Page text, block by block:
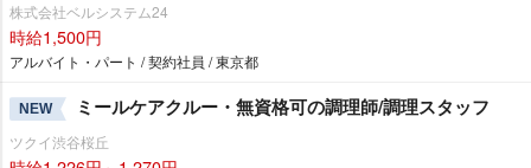
株式会社ベルシステム24
時給1,500円
アルバイト・パート / 契約社員 / 東京都
NEW ミールケアクルー・無資格可の調理師/調理スタッフ
ツクイ渋谷桜丘